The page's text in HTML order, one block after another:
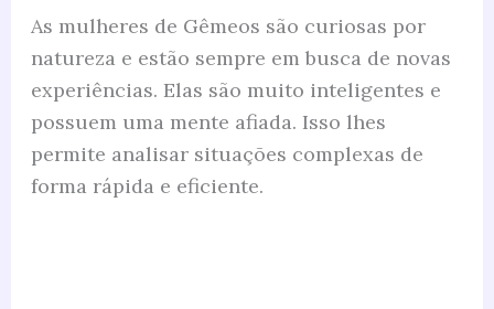
As mulheres de Gêmeos são curiosas por
natureza e estão sempre em busca de novas
experiências. Elas são muito inteligentes e
possuem uma mente afiada. Isso lhes
permite analisar situações complexas de
forma rápida e eficiente.